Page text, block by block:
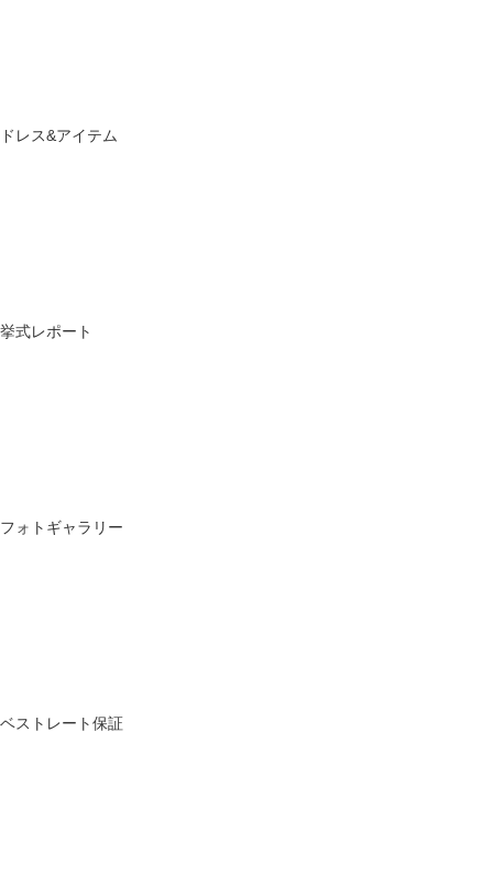
ドレス&アイテム
挙式レポート
フォトギャラリー
ベストレート保証